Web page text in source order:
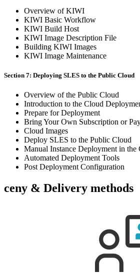
Overview of KIWI
KIWI Basic Workflow
KIWI Build Host
KIWI Image Description File
Building KIWI Images
KIWI Image Maintenance
Section 7: Deploying SLES to the Public Cloud
Overview of the Public Cloud
Introduction to the Cloud
Prepare for Deployment
Bring Your Own Subscription or
Cloud Images
Deploy SLES to the Public Cloud
Manual Instance Deployment in the
Automated Deployment Tools
Post Deployment Configuration
ceny & Delivery methods